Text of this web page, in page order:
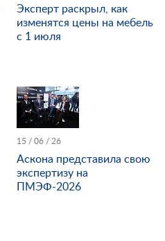
Эксперт раскрыл, как
изменятся цены на мебель
с 1 июля
15 / 06 / 26
Аскона представила свою
экспертизу на
ПМЭФ-2026